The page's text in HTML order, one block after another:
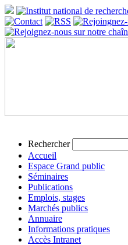
Rechercher
Accueil
Espace Grand public
Séminaires
Publications
Emplois, stages
Marchés publics
Annuaire
Informations pratiques
Accès Intranet